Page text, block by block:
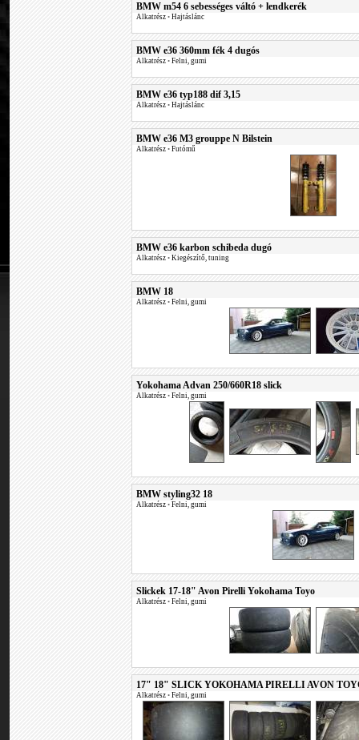
BMW m54 6 sebességes váltó + lendkerék
Alkatrész • Hajtáslánc
BMW e36 360mm fék 4 dugós
Alkatrész • Felni, gumi
BMW e36 typ188 dif 3,15
Alkatrész • Hajtáslánc
BMW e36 M3 grouppe N Bilstein
Alkatrész • Futómű
BMW e36 karbon schibeda dugó
Alkatrész • Kiegészítő, tuning
BMW 18
Alkatrész • Felni, gumi
Yokohama Advan 250/660R18 slick
Alkatrész • Felni, gumi
BMW styling32 18
Alkatrész • Felni, gumi
Slickek 17-18" Avon Pirelli Yokohama Toyo
Alkatrész • Felni, gumi
17" 18" SLICK YOKOHAMA PIRELLI AVON
Alkatrész • Felni, gumi